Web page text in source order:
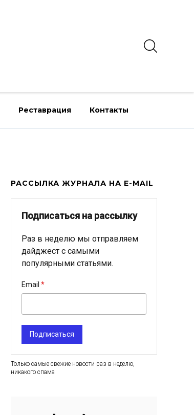
Реставрация Контакты
РАССЫЛКА ЖУРНАЛА НА E-MAIL
Подписаться на рассылку
Раз в неделю мы отправляем
дайджест с самыми
популярными статьями.
Email
Подписаться
Только самые свежие новости раз в неделю,
никакого спама